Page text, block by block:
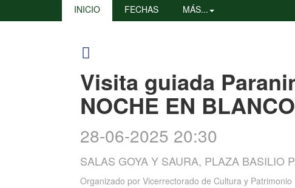
INICIO FECHAS MÁS...
Visita guiada
NOCHE EN
28-06-2025 20:30
SALAS GOYA Y SAURA, PLAZA BASILIO
Organizado por Vicerrectorado de Cultura y Patrimonio